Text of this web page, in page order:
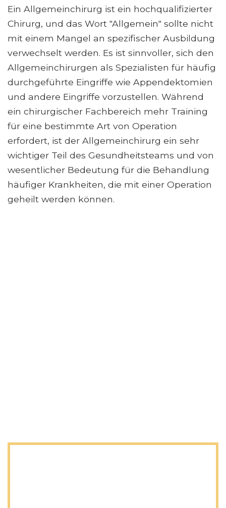
Ein Allgemeinchirurg ist ein hochqualifizierter
Chirurg, und das Wort "Allgemein" sollte nicht
mit einem Mangel an spezifischer Ausbildung
verwechselt werden. Es ist sinnvoller, sich den
Allgemeinchirurgen als Spezialisten für häufig
durchgeführte Eingriffe wie Appendektomien
und andere Eingriffe vorzustellen. Während
ein chirurgischer Fachbereich mehr Training
für eine bestimmte Art von Operation
erfordert, ist der Allgemeinchirurg ein sehr
wichtiger Teil des Gesundheitsteams und von
wesentlicher Bedeutung für die Behandlung
häufiger Krankheiten, die mit einer Operation
geheilt werden können.